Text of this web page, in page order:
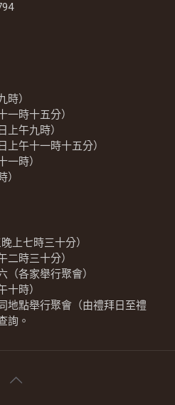
）
一時十五分）
上午九時）
上午十一時十五分）
一時）
上七時三十分）
二時三十分）
（各家舉行聚會）
十時）
地點舉行聚會（由禮拜日至禮
詢。